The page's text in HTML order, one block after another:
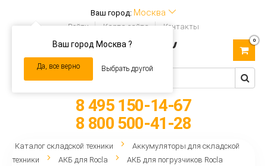
Ваш город: Москва
Ваш город Москва ?
Да, все верно Выбрать другой
Войти Карта сайта Контакты
navigation
0
8 495 150-14-67
8 800 500-41-28
Каталог складской техники
Аккумуляторы для складской
техники
АКБ для Rocla АКБ для погрузчиков Rocla